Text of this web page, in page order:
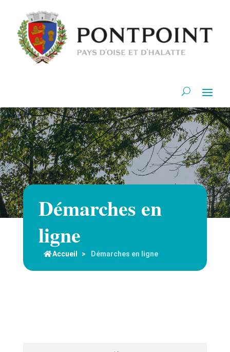
Démarches en
ligne
Accueil > Démarches en ligne